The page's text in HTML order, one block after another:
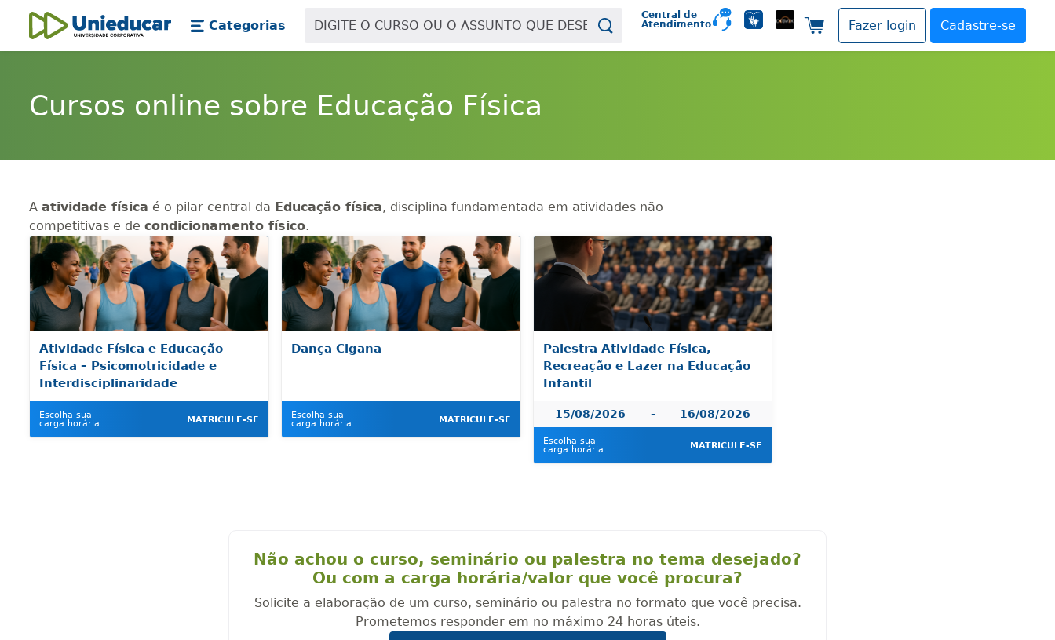
Skip main navigation
Skip to main content
Unieducar
Categorias
Central de
Atendimento
Carrinho de compras
Fazer login Cadastre-se
Cursos online sobre Educação Física
A atividade física é o pilar central da Educação física, disciplina fundamentada em atividades não
competitivas e de condicionamento físico.
Atividade Física e Educação
Física – Psicomotricidade e
Interdisciplinaridade
Escolha sua
carga horária
MATRICULE-SE
Dança Cigana
Escolha sua
carga horária
MATRICULE-SE
Palestra Atividade Física,
Recreação e Lazer na Educação
Infantil
15/08/2026 - 16/08/2026
Escolha sua
carga horária
MATRICULE-SE
Não achou o curso, seminário ou palestra no tema desejado?
Ou com a carga horária/valor que você procura?
Solicite a elaboração de um curso, seminário ou palestra no formato que você precisa.
Prometemos responder em no máximo 24 horas úteis.